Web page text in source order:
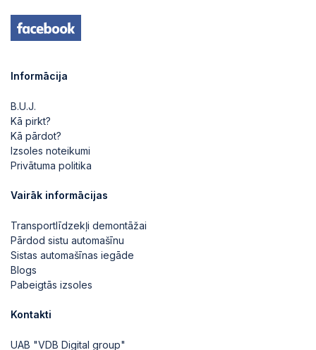
Informācija
B.U.J.
Kā pirkt?
Kā pārdot?
Izsoles noteikumi
Privātuma politika
Vairāk informācijas
Transportlīdzekļi demontāžai
Pārdod sistu automašīnu
Sistas automašīnas iegāde
Blogs
Pabeigtās izsoles
Kontakti
UAB "VDB Digital group"